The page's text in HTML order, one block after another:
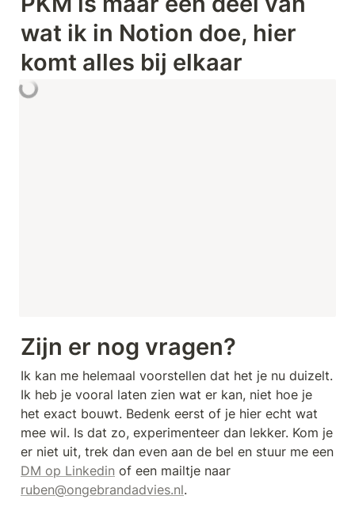
wat ik in Notion doe, hier
komt alles bij elkaar
Zijn er nog vragen?
Ik kan me helemaal voorstellen dat het je nu duizelt.
Ik heb je vooral laten zien wat er kan, niet hoe je
het exact bouwt. Bedenk eerst of je hier echt wat
mee wil. Is dat zo, experimenteer dan lekker. Kom je
DM op Linkedin
ruben@ongebrandadvies.nl.